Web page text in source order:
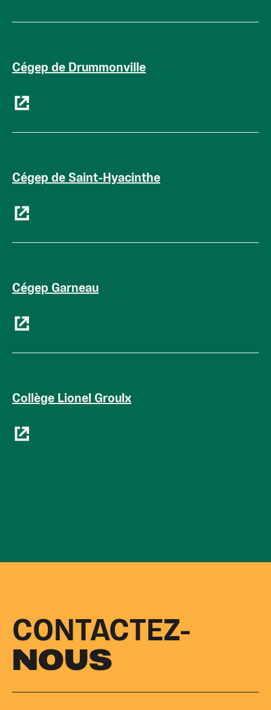
Cégep de Drummonville
Cégep de Saint-Hyacinthe
Cégep Garneau
Collège Lionel Groulx
CONTACTEZ-
NOUS